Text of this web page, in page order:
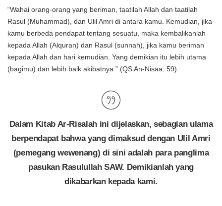
“Wahai orang-orang yang beriman, taatilah Allah dan taatilah
Rasul (Muhammad), dan Ulil Amri di antara kamu. Kemudian, jika
kamu berbeda pendapat tentang sesuatu, maka kembalikanlah
kepada Allah (Alquran) dan Rasul (sunnah), jika kamu beriman
kepada Allah dan hari kemudian. Yang demikian itu lebih utama
(bagimu) dan lebih baik akibatnya.” (QS An-Nisaa: 59).
Dalam Kitab Ar-Risalah ini dijelaskan, sebagian ulama
berpendapat bahwa yang dimaksud dengan Ulil Amri
(pemegang wewenang) di sini adalah para panglima
pasukan Rasulullah SAW. Demikianlah yang
dikabarkan kepada kami.